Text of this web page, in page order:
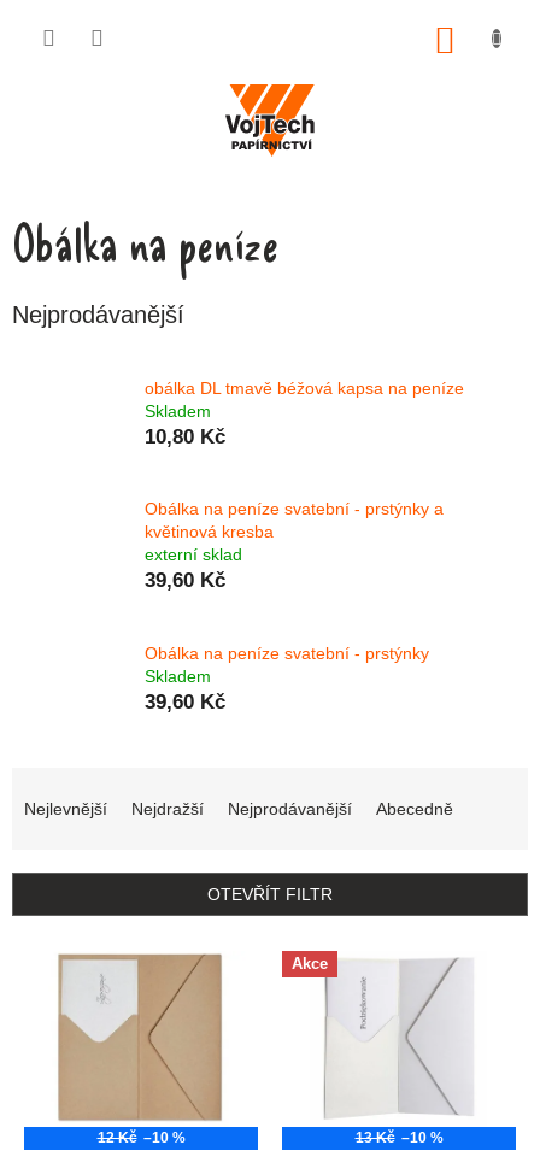
Obálka na peníze
Nejprodávanější
obálka DL tmavě béžová kapsa na peníze
Skladem
10,80 Kč
Obálka na peníze svatební - prstýnky a
květinová kresba
externí sklad
39,60 Kč
Obálka na peníze svatební - prstýnky
Skladem
39,60 Kč
Nejlevnější Nejdražší Nejprodávanější Abecedně
OTEVŘÍT FILTR
Výpis produktů
12 Kč –10 %
Akce
13 Kč –10 %